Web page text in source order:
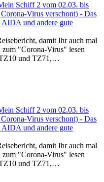
Schiff 2 vom 02.03. bis
Virus verschont) - Das
und andere gute
damit Ihr auch mal
zum "Corona-Virus" lesen
und TZ71,…
Schiff 2 vom 02.03. bis
Virus verschont) - Das
und andere gute
damit Ihr auch mal
zum "Corona-Virus" lesen
und TZ71,…